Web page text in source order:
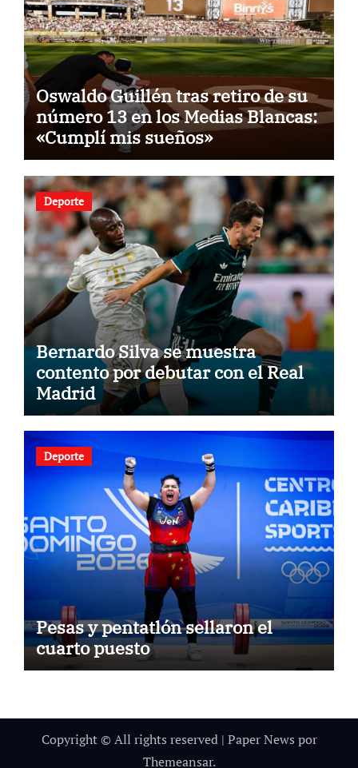
Oswaldo Guillén tras retiro de su
número 13 en los Medias Blancas:
«Cumplí mis sueños»
Deporte
Bernardo Silva se muestra
contento por debutar con el Real
Madrid
Deporte
Pesas y pentatlón sellaron el
cuarto puesto
Copyright © All rights reserved | Paper News por
Themeansar.